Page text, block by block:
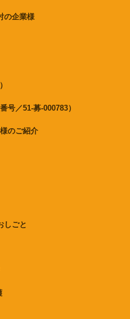
の企業様
号／51-募-000783）
のご紹介
しごと